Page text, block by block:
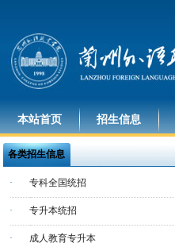
本站首页 招生信息
各类招生信息
· 专科全国统招
· 专升本统招
· 成人教育专升本